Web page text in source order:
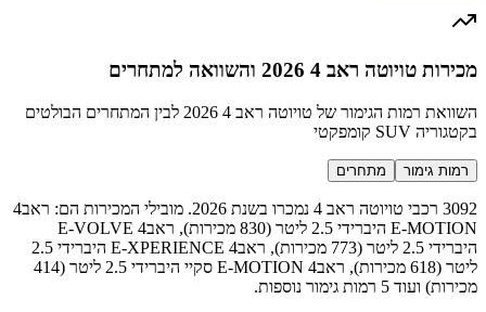
מכירות טויוטה ראב 4 2026 והשוואה למתחרים
השוואת רמות הגימור של טויוטה ראב 4 2026 לבין המתחרים הבולטים
בקטגוריה SUV קומפקטי
רמות גימור מתחרים
3092 רכבי טויוטה ראב 4 נמכרו בשנת 2026. מובילי המכירות הם: ראב4
E-MOTION היברידי 2.5 ליטר (830 מכירות), ראב4 E-VOLVE
היברידי 2.5 ליטר (773 מכירות), ראב4 E-XPERIENCE היברידי 2.5
ליטר (618 מכירות), ראב4 E-MOTION סקיי היברידי 2.5 ליטר (414
מכירות) ועוד 5 רמות גימור נוספות.